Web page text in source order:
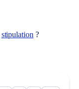
stipulation ?